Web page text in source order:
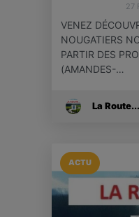
27
VENEZ
NOUGATIERS
PARTIR DES
(AMANDES-…
La
ACTU